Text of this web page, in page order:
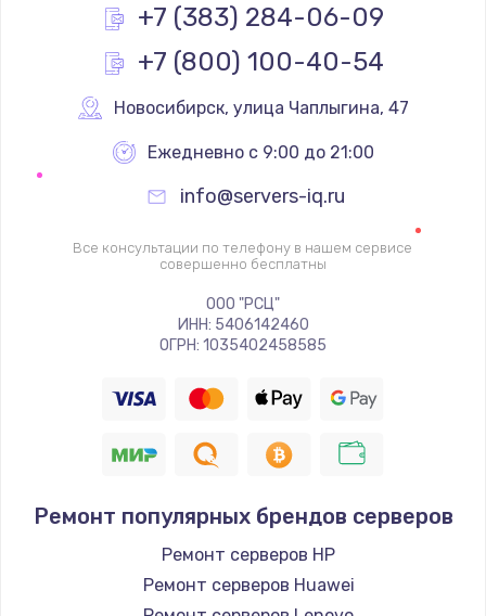
+7 (383) 284-06-09
+7 (800) 100-40-54
Новосибирск, улица Чаплыгина, 47
Ежедневно с 9:00 до 21:00
info@servers-iq.ru
Все консультации по телефону в нашем сервисе
совершенно бесплатны
ООО "РСЦ"
ИНН: 5406142460
ОГРН: 1035402458585
Ремонт популярных брендов серверов
Ремонт серверов HP
Ремонт серверов Huawei